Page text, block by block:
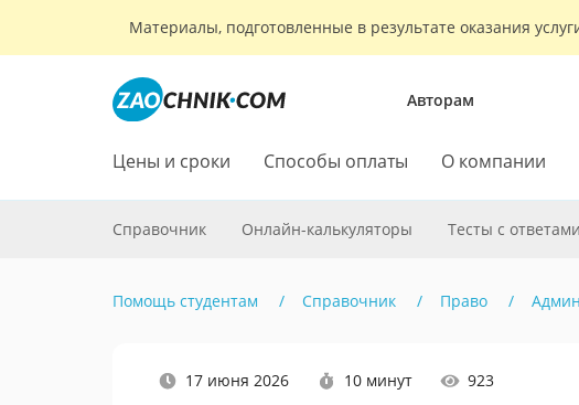
Материалы, подготовленные в результате оказания
Авторам
Цены и сроки Способы оплаты О компании
Справочник Онлайн-калькуляторы Тесты с ответами
Помощь студентам Справочник Право
17 июня 2026 10 минут 923